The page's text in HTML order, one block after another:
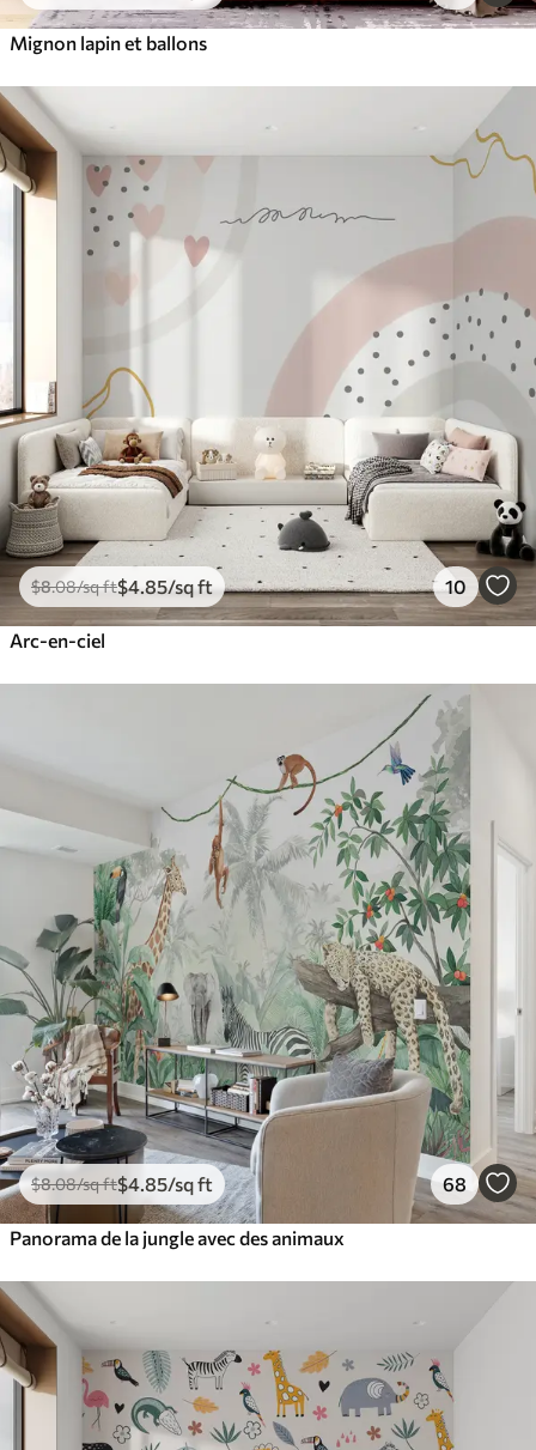
Mignon lapin et ballons
$8.08/sq ft$4.85/sq ft 10
Arc-en-ciel
$8.08/sq ft$4 .85/sq ft 68
Panorama de la jungle avec des animaux